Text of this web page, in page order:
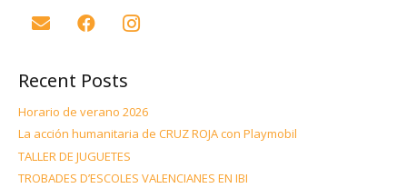
Recent Posts
Horario de verano 2026
La acción humanitaria de CRUZ ROJA con Playmobil
TALLER DE JUGUETES
TROBADES D’ESCOLES VALENCIANES EN IBI